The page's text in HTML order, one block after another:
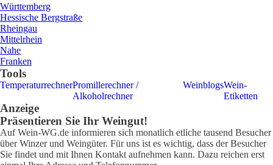
Württemberg
Hessische Bergstraße
Rheingau
Mittelrhein
Nahe
Franken
Tools
TemperaturrechnerPromillerechner /
Alkoholrechner
WeinblogsWein-
Etiketten
Anzeige
Präsentieren Sie Ihr Weingut!
Auf Wein-WG.de informieren sich monatlich etliche tausend Besucher
über Winzer und Weingüter. Für uns ist es wichtig, dass der Besucher
Sie findet und mit Ihnen Kontakt aufnehmen kann. Dazu reichen erst